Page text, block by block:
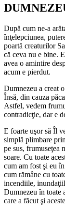
După cum ne-a
înţelepciunea,
poartă creaturilor
că ceva nu e bine.
avea o amintire
acum e pierdut.
Dumnezeu a creat
Însă, din cauza
Astfel, vedem
contradicţie, dar e
E foarte uşor să Îl
simplă plimbare
pe sus, frumuseţea
soare. Cu toate
cum am fost şi eu
cum rămâne cu
incendiile,
Dumnezeu în toate
care a făcut şi